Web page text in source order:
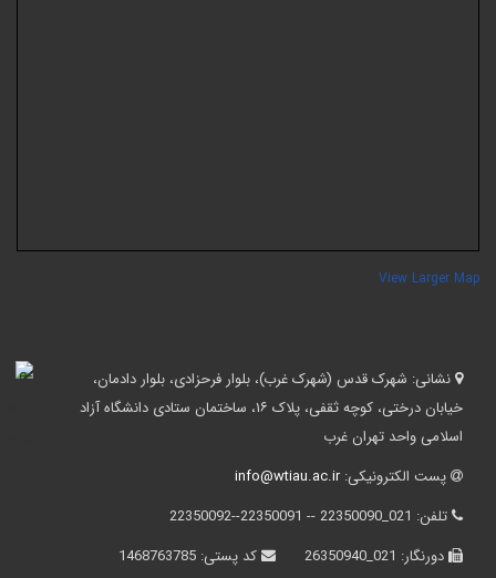
View Larger
نشانی:شهرک قدس (شهرک غرب)، بلوار فرحزادی، بلوار دادمان،
خیابان درختی، کوچه ثقفی، پلاک ۱۶، ساختمان ستادی دانشگاه آزاد
اسلامی واحد تهران غرب
پست الکترونیکی:info@wtiau.ac.ir
تلفن:021_22350090 -- 22350091--22350092
دورنگار:021_26350940 کد پستی:1468763785